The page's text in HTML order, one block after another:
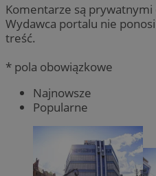
Komentarze są
Wydawca portalu nie
treść.
* pola obowiązkowe
Najnowsze
Popularne